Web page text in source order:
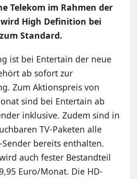
Telekom im Rahmen der
High Definition bei
Standard.
ist bei Entertain der neue
ab sofort zur
Zum Aktionspreis von
sind bei Entertain ab
inklusive. Zudem sind in
TV-Paketen alle
bereits enthalten.
auch fester Bestandteil
Euro/Monat. Die HD-